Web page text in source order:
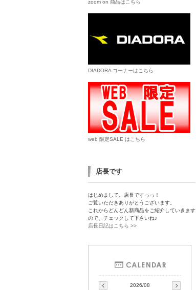
zoom on 商品はこちら
DIADORA コーナーはこちら
web 限定SALE はこちら
店長です
はじめまして。店長ですっっ！
ご覧いただきありがとうございます。
これからどんどん新商品をご紹介していきます
ので、チェックして下さいね♪
店長日記はこちら >>
2026/08